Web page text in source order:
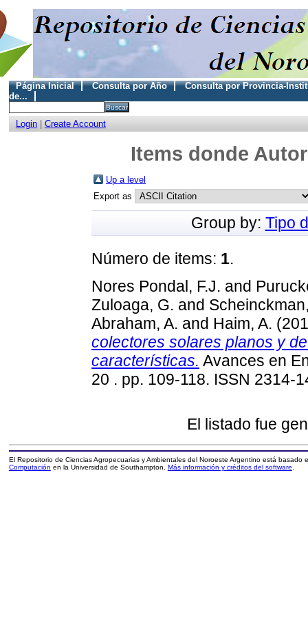
Página Inicial Consulta por Año
Consulta por Provincia-
de...
Login| Create Account
Items donde
Up a level
Export as
Group by: Tipo
Número de items: 1.
Nores Pondal, F.J. and
Zuloaga, G. and
Abraham, A. and Haim, A.
colectores solares planos y
características. Avances en
20 . pp. 109-118. ISSN 2314-
El listado fue
El Repositorio de Ciencias Agropecuarias y Ambientales del Noroeste Argentino está basado
Computación en la Universidad de Southampton. Más información y créditos del software